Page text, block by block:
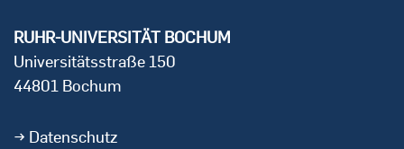
RUHR-UNIVERSITÄT BOCHUM
Universitätsstraße 150
44801 Bochum
Datenschutz